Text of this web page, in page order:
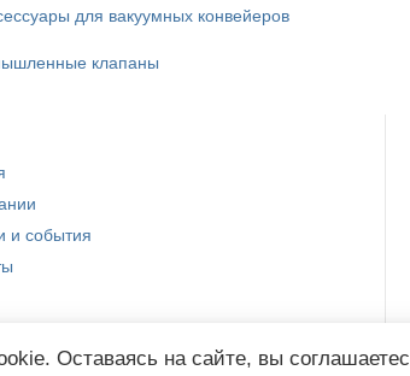
для вакуумных конвейеров
клапаны
и события
Оставаясь на сайте, вы